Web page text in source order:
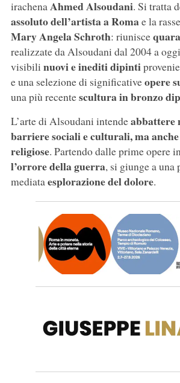
irachenaAhmed Alsoudani. Si tratta
assoluto dell’artista a Romae la
Mary Angela Schroth: riunisce
realizzate da Alsoudani dal 2004 a
visibili nuovi e inediti dipinti
e una selezione di significativeopere
una più recentescultura in bronzo
L’arte di Alsoudani intendeabbattere
barriere sociali e culturali, ma
religiose. Partendo dalle prime opere
l’orrore della guerra, si giunge a una
mediataesplorazione del dolore.